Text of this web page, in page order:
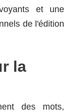
et une
de l'édition
la
des mots,